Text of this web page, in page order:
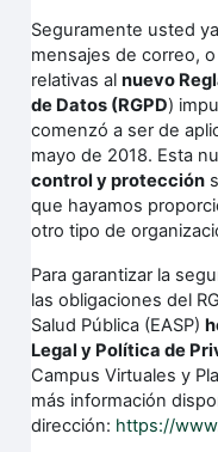
Seguramente usted
mensajes de correo,
relativas alnuevo
de Datos (RGPD)
comenzó a ser de
mayo de 2018. Esta
control y protección
que hayamos
otro tipo de
Para garantizar la
las obligaciones del
Salud Pública (EASP)
Legal y Política de
Campus Virtuales y
más información
dirección: https://